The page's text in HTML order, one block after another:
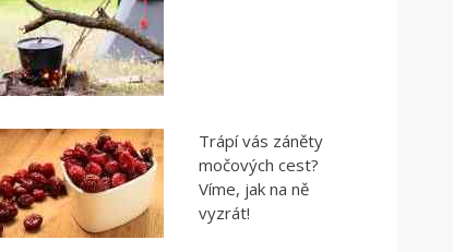
Trápí vás záněty
močových cest?
Víme, jak na ně
vyzrát!